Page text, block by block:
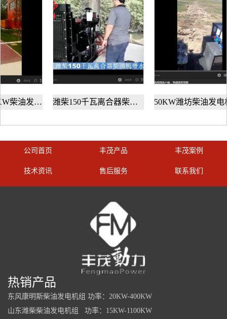
丰茂动力400KW柴油发电机组为高考备战 潍柴150千瓦离合器柴油机 潍柴固定动力150KW柴油机 50KW潍坊柴油发电机组野外施工
公司首页 丰茂产品 丰茂案例
技术资讯 售后服务 联系我们
热销产品
东风康明斯柴油发电机组 功率：20KW-400KW
山东潍柴柴油发电机组 功率：15KW-1100KW